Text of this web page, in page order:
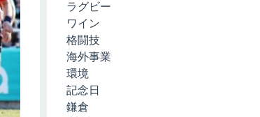
ラグビー
ワイン
格闘技
海外事業
環境
記念日
鎌倉